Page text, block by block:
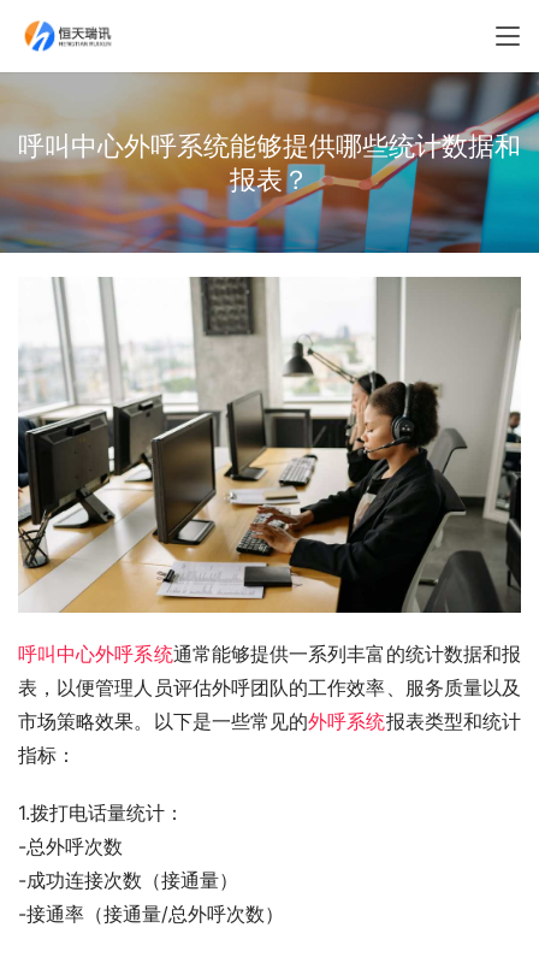
呼叫中心外呼系统能够提供哪些统计数据和
报表？
呼叫中心外呼系统通常能够提供一系列丰富的统计数据和报
表，以便管理人员评估外呼团队的工作效率、服务质量以及
市场策略效果。以下是一些常见的外呼系统报表类型和统计
指标：
1.拨打电话量统计：
-总外呼次数
-成功连接次数（接通量）
-接通率（接通量/总外呼次数）